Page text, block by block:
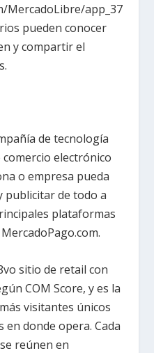
MercadoLibre/app_37
pueden conocer
y compartir el
de tecnología
electrónico
o empresa pueda
publicitar de todo a
plataformas
sitio de retail con
COM Score, y es la
visitantes únicos
en donde opera. Cada
reúnen en